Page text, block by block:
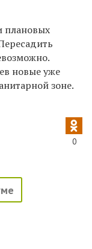
плановых
новые уже
зоне.
0